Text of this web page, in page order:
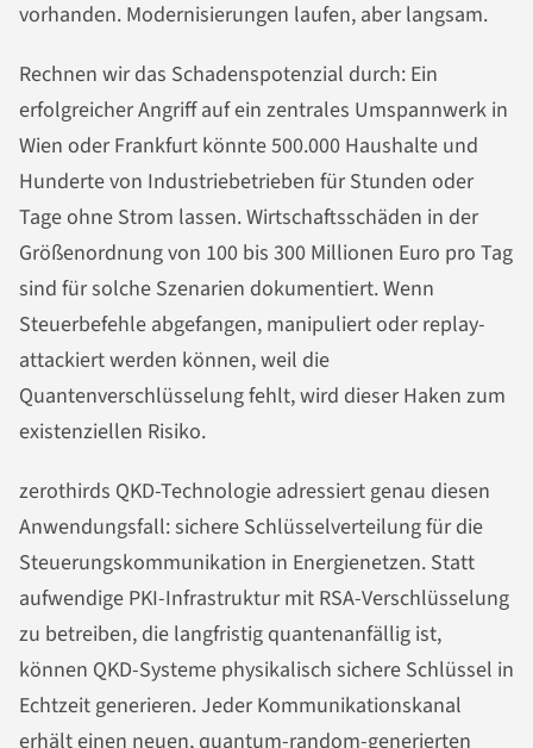
vorhanden. Modernisierungen laufen, aber langsam.
Rechnen wir das Schadenspotenzial durch: Ein
erfolgreicher Angriff auf ein zentrales Umspannwerk in
Wien oder Frankfurt könnte 500.000 Haushalte und
Hunderte von Industriebetrieben für Stunden oder
Tage ohne Strom lassen. Wirtschaftsschäden in der
Größenordnung von 100 bis 300 Millionen Euro pro Tag
sind für solche Szenarien dokumentiert. Wenn
Steuerbefehle abgefangen, manipuliert oder replay-
attackiert werden können, weil die
Quantenverschlüsselung fehlt, wird dieser Haken zum
existenziellen Risiko.
zerothirds QKD-Technologie adressiert genau diesen
Anwendungsfall: sichere Schlüsselverteilung für die
Steuerungskommunikation in Energienetzen. Statt
aufwendige PKI-Infrastruktur mit RSA-Verschlüsselung
zu betreiben, die langfristig quantenanfällig ist,
können QKD-Systeme physikalisch sichere Schlüssel in
Echtzeit generieren. Jeder Kommunikationskanal
erhält einen neuen, quantum-random-generierten